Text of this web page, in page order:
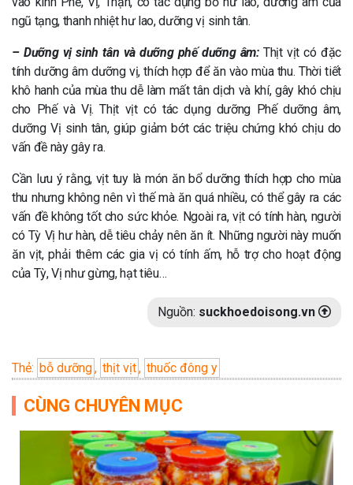
ngũ tạng, thanh nhiệt hư lao, dưỡng vị sinh tân.
– Dưỡng vị sinh tân và dưỡng phế dưỡng âm:Thịt vịt có đặc
tính dưỡng âm dưỡng vị, thích hợp để ăn vào mùa thu. Thời tiết
khô hanh của mùa thu dễ làm mất tân dịch và khí, gây khó chịu
cho Phế và Vị. Thịt vịt có tác dụng dưỡng Phế dưỡng âm,
dưỡng Vị sinh tân, giúp giảm bớt các triệu chứng khó chịu do
vấn đề này gây ra.
Cần lưu ý rằng, vịt tuy là món ăn bổ dưỡng thích hợp cho mùa
thu nhưng không nên vì thế mà ăn quá nhiều, có thể gây ra các
vấn đề không tốt cho sức khỏe. Ngoài ra, vịt có tính hàn, người
có Tỳ Vị hư hàn, dễ tiêu chảy nên ăn ít. Những người này muốn
ăn vịt, phải thêm các gia vị có tính ấm, hỗ trợ cho hoạt động
của Tỳ, Vị như gừng, hạt tiêu…
Nguồn: suckhoedoisong.vn
Thẻ: bỗ dưỡng, thịt vịt, thuốc đông y
CÙNG CHUYÊN MỤC